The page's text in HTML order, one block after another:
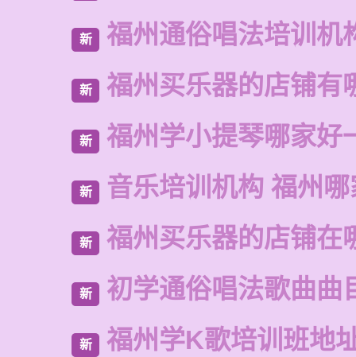
新 福州通俗唱法培训机
新 福州买乐器的店铺有
新 福州学小提琴哪家好
新 音乐培训机构 福州
新 福州买乐器的店铺在
新 初学通俗唱法歌曲曲
新 福州学K歌培训班地